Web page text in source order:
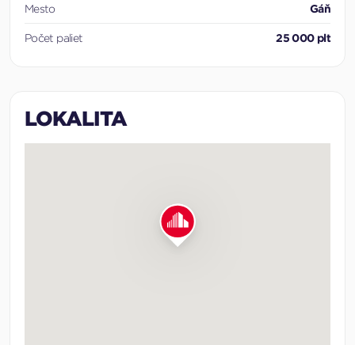
Mesto Gáň
Počet paliet 25 000 plt
LOKALITA